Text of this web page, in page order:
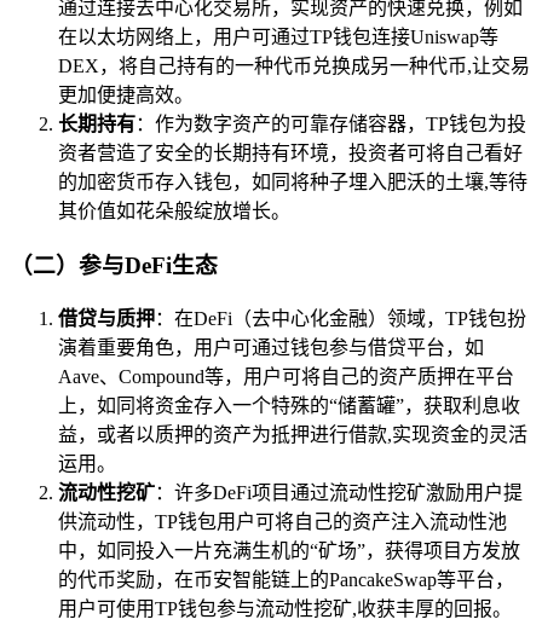
通过连接去中心化交易所，实现资产的快速兑换，例如
在以太坊网络上，用户可通过TP钱包连接Uniswap等
DEX，将自己持有的一种代币兑换成另一种代币,让交易
更加便捷高效。
长期持有：作为数字资产的可靠存储容器，TP钱包为投
资者营造了安全的长期持有环境，投资者可将自己看好
的加密货币存入钱包，如同将种子埋入肥沃的土壤,等待
其价值如花朵般绽放增长。
（二）参与DeFi生态
借贷与质押：在DeFi（去中心化金融）领域，TP钱包扮
演着重要角色，用户可通过钱包参与借贷平台，如
Aave、Compound等，用户可将自己的资产质押在平台
上，如同将资金存入一个特殊的“储蓄罐”，获取利息收
益，或者以质押的资产为抵押进行借款,实现资金的灵活
运用。
流动性挖矿：许多DeFi项目通过流动性挖矿激励用户提
供流动性，TP钱包用户可将自己的资产注入流动性池
中，如同投入一片充满生机的“矿场”，获得项目方发放
的代币奖励，在币安智能链上的PancakeSwap等平台，
用户可使用TP钱包参与流动性挖矿,收获丰厚的回报。